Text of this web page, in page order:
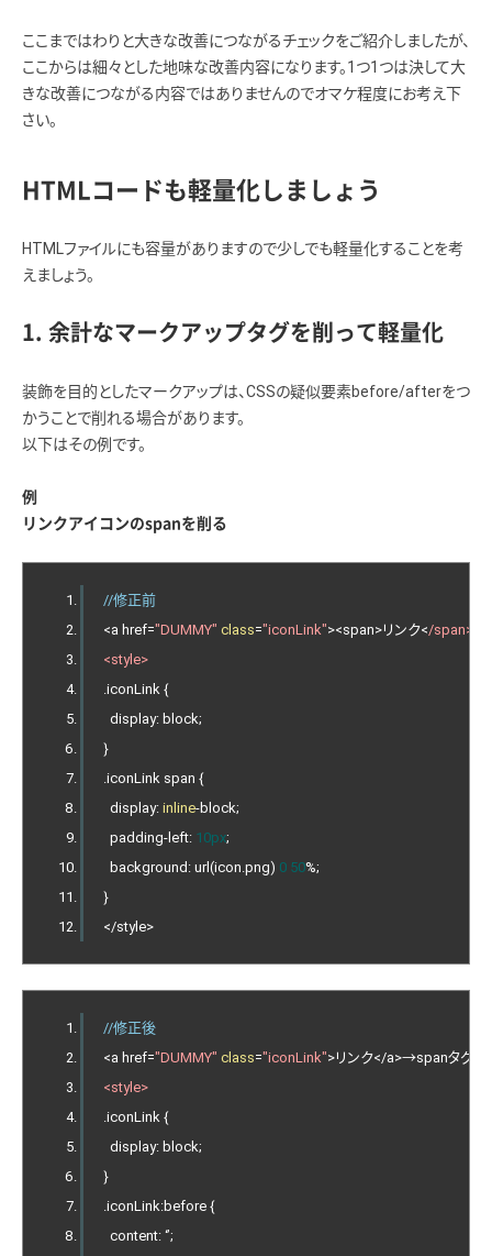
ここまではわりと大きな改善につながるチェックをご紹介しましたが、
ここからは細々とした地味な改善内容になります。1つ1つは決して大
きな改善につながる内容ではありませんのでオマケ程度にお考え下
さい。
HTMLコードも軽量化しましょう
HTMLファイルにも容量がありますので少しでも軽量化することを考
えましょう。
1. 余計なマークアップタグを削って軽量化
装飾を目的としたマークアップは、CSSの疑似要素before/afterをつ
かうことで削れる場合があります。
以下はその例です。
例
リンクアイコンのspanを削る
//修正前
<a href="DUMMY" class="iconLink"><span>リンク</span></
<style>
.iconLink {
  display
: block;
}
.iconLink span {
  display
: inline-block;
  padding
- left: 10px;
  background
: url(icon.png) 0 50%;
}
</style>
//修正後
<a href="DUMMY" class="iconLink">リンク</a>→spanタグ削
<style>
.iconLink {
  display
: block;
}
.iconLink:before {
  content
: ‘’;